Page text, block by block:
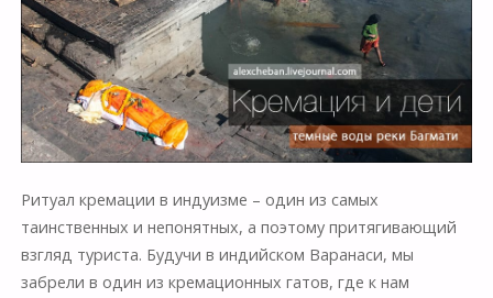
Ритуал кремации в индуизме – один из самых
таинственных и непонятных, а поэтому притягивающий
взгляд туриста. Будучи в индийском Варанаси, мы
забрели в один из кремационных гатов, где к нам